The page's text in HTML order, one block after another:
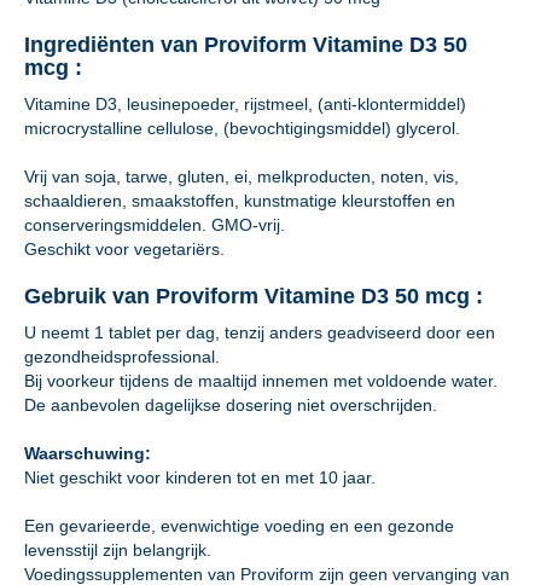
Ingrediënten van Proviform Vitamine D3 50
mcg :
Vitamine D3, leusinepoeder, rijstmeel, (anti-klontermiddel)
microcrystalline cellulose, (bevochtigingsmiddel) glycerol.
Vrij van soja, tarwe, gluten, ei, melkproducten, noten, vis,
schaaldieren, smaakstoffen, kunstmatige kleurstoffen en
conserveringsmiddelen. GMO-vrij.
Geschikt voor vegetariërs.
Gebruik van Proviform Vitamine D3 50 mcg :
U neemt 1 tablet per dag, tenzij anders geadviseerd door een
gezondheidsprofessional.
Bij voorkeur tijdens de maaltijd innemen met voldoende water.
De aanbevolen dagelijkse dosering niet overschrijden.
Waarschuwing:
Niet geschikt voor kinderen tot en met 10 jaar.
Een gevarieerde, evenwichtige voeding en een gezonde
levensstijl zijn belangrijk.
Voedingssupplementen van Proviform zijn geen vervanging van